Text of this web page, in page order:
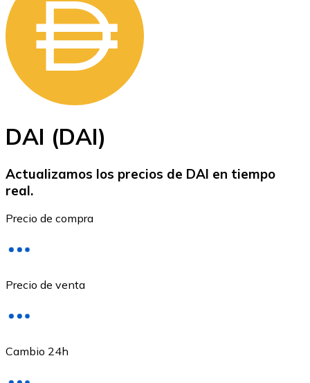
Ethereum
ETH
DAI (DAI)
Actualizamos los precios de DAI en tiempo
real.
Precio de compra
Precio de venta
Cambio 24h